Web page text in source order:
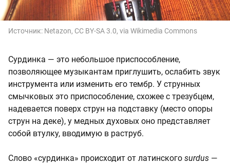
Источник: Netazon, CC BY-SA 3.0, via Wikimedia Commons
Сурдинка — это небольшое приспособление,
позволяющее музыкантам приглушить, ослабить звук
инструмента или изменить его тембр. У струнных
смычковых это приспособление, схожее с трезубцем,
надевается поверх струн на подставку (место опоры
струн на деке), у медных духовых оно представляет
собой втулку, вводимую в раструб.
Слово «сурдинка» происходит от латинского surdus —